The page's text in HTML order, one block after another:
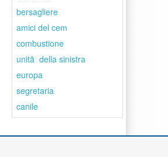
bersagliere
amici del cem
combustione
unitã della sinistra
europa
segretaria
canile